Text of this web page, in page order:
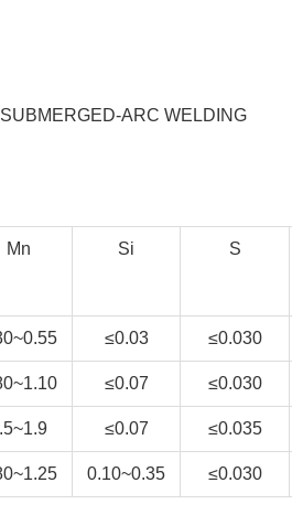
ARC WELDING
Mn Si S
≤0.03 ≤0.030
≤0.07 ≤0.030
≤0.07 ≤0.035
0.10~0.35 ≤0.030